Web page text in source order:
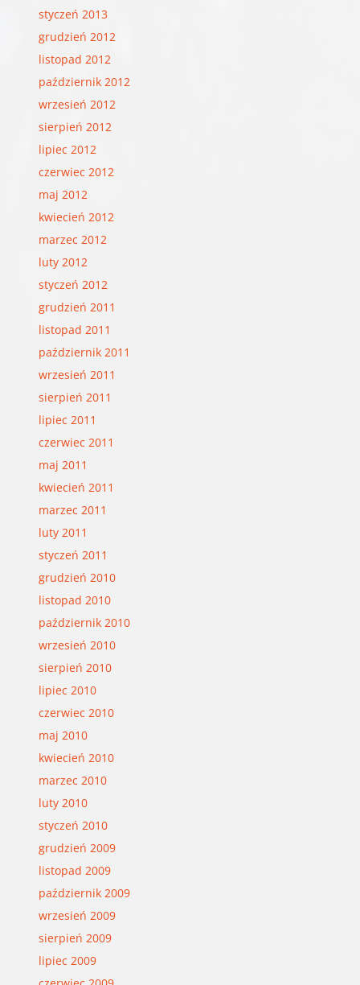
styczeń 2013
grudzień 2012
listopad 2012
październik 2012
wrzesień 2012
sierpień 2012
lipiec 2012
czerwiec 2012
maj 2012
kwiecień 2012
marzec 2012
luty 2012
styczeń 2012
grudzień 2011
listopad 2011
październik 2011
wrzesień 2011
sierpień 2011
lipiec 2011
czerwiec 2011
maj 2011
kwiecień 2011
marzec 2011
luty 2011
styczeń 2011
grudzień 2010
listopad 2010
październik 2010
wrzesień 2010
sierpień 2010
lipiec 2010
czerwiec 2010
maj 2010
kwiecień 2010
marzec 2010
luty 2010
styczeń 2010
grudzień 2009
listopad 2009
październik 2009
wrzesień 2009
sierpień 2009
lipiec 2009